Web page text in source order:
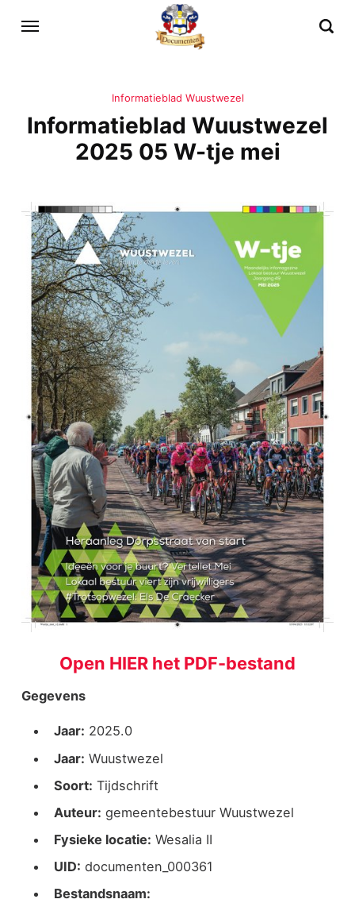
Informatieblad Wuustwezel
Informatieblad Wuustwezel
2025 05 W-tje mei
Open HIER het PDF-bestand
Gegevens
Jaar: 2025.0
Jaar: Wuustwezel
Soort: Tijdschrift
Auteur: gemeentebestuur Wuustwezel
Fysieke locatie: Wesalia II
UID: documenten_000361
Bestandsnaam: